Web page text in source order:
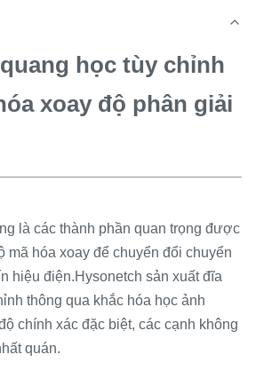
học tùy chỉnh
xoay độ phân giải
là các thành phần quan trọng được
mã hóa xoay để chuyển đổi chuyển
hiệu điện.Hysonetch sản xuất đĩa
thông qua khắc hóa học ảnh
chính xác đặc biệt, các cạnh không
quán.